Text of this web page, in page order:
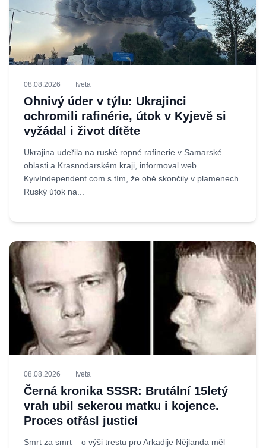
08.08.2026 Iveta
Ohnivý úder v týlu: Ukrajinci
ochromili rafinérie, útok v Kyjevě si
vyžádal i život dítěte
Ukrajina udeřila na ruské ropné rafinerie v Samarské
oblasti a Krasnodarském kraji, informoval web
KyivIndependent.com s tím, že obě skončily v plamenech.
Ruský útok na...
08.08.2026 Iveta
Černá kronika SSSR: Brutální 15letý
vrah ubil sekerou matku i kojence.
Proces otřásl justicí
Smrt za smrt – o výši trestu pro Arkadije Nějlanda měl